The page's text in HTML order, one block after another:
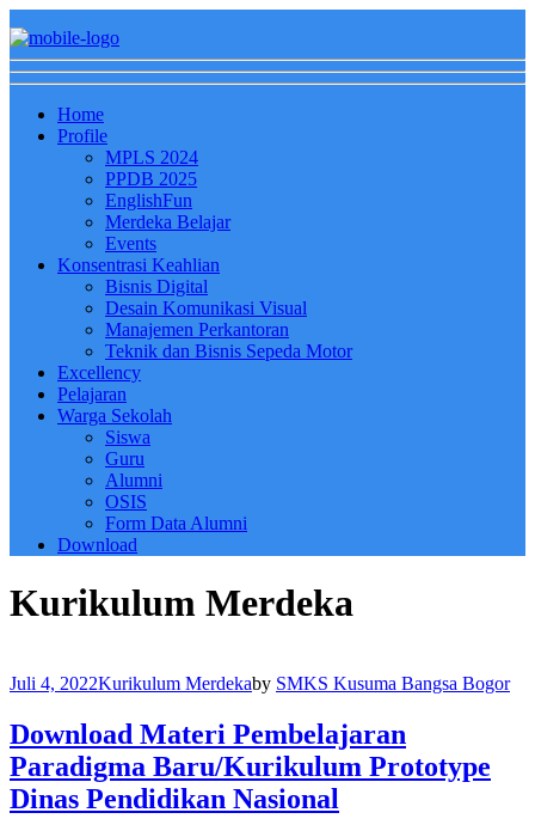
Home
Profile
MPLS 2024
PPDB 2025
EnglishFun
Merdeka Belajar
Events
Konsentrasi Keahlian
Bisnis Digital
Desain Komunikasi Visual
Manajemen Perkantoran
Teknik dan Bisnis Sepeda Motor
Excellency
Pelajaran
Warga Sekolah
Siswa
Guru
Alumni
OSIS
Form Data Alumni
Download
Kurikulum Merdeka
Juli 4, 2022Kurikulum Merdekaby SMKS Kusuma Bangsa Bogor
Download Materi Pembelajaran
Paradigma Baru/Kurikulum Prototype
Dinas Pendidikan Nasional